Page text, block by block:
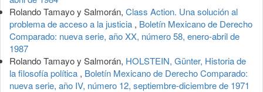
Rolando Tamayo y Salmorán, Class Action. Una solución al
problema de acceso a la justicia , Boletín Mexicano de Derecho
Comparado: nueva serie, año XX, número 58, enero-abril de
1987
Rolando Tamayo y Salmorán, HOLSTEIN, Günter, Historia de
la filosofía política , Boletín Mexicano de Derecho Comparado:
nueva serie, año IV, número 12, septiembre-diciembre de 1971